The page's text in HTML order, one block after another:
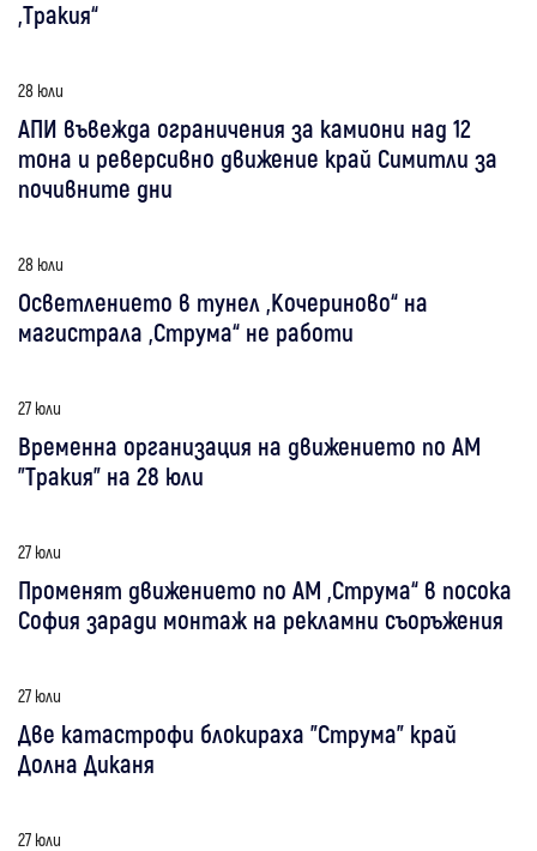
„Тракия“
28 юли
АПИ въвежда ограничения за камиони над 12
тона и реверсивно движение край Симитли за
почивните дни
28 юли
Осветлението в тунел „Кочериново“ на
магистрала „Струма“ не работи
27 юли
Временна организация на движението по АМ
"Тракия" на 28 юли
27 юли
Променят движението по АМ „Струма“ в посока
София заради монтаж на рекламни съоръжения
27 юли
Две катастрофи блокираха "Струма" край
Долна Диканя
27 юли